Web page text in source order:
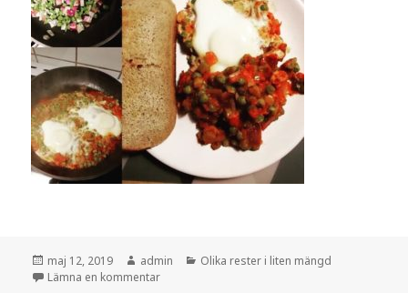
Postat
maj 12, 2019 Författare
admin Kategorier
Olika rester i liten mängd
Lämna en kommentartill Restatouille